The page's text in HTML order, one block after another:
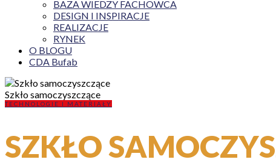
BAZA WIEDZY FACHOWCA
DESIGN I INSPIRACJE
REALIZACJE
RYNEK
O BLOGU
CDA Bufab
Szkło samoczyszczące
TECHNOLOGIE I MATERIAŁY
SZKŁO